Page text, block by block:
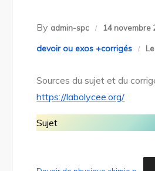
By admin-spc 14 novembre
devoir ou exos +corrigés
Sources du sujet et du
https://labolycee.org/
Sujet